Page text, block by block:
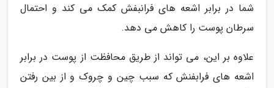
شما در برابر اشعه های فرانبفش کمک می کند و احتمال
سرطان پوست را کاهش می دهد.
علاوه بر این، می تواند از طریق محافظت از پوست در برابر
اشعه های فرابفنش که سبب چین و چروک و از بین رفتن